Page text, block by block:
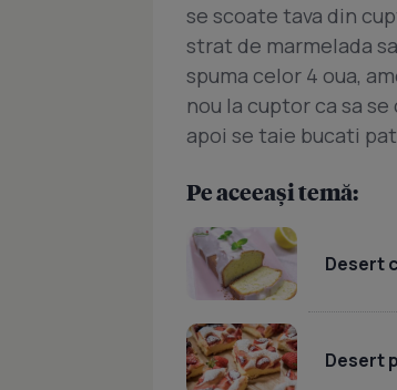
se scoate tava din
strat de marmelada
spuma celor 4 oua,
nou la cuptor ca sa
apoi se taie bucati
Pe aceeași temă:
Desert
Desert